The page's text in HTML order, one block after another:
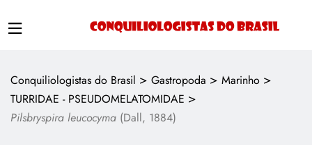
Conquiliologistas do Brasil > Gastropoda > Marinho >
TURRIDAE - PSEUDOMELATOMIDAE >
Pilsbryspira leucocyma (Dall, 1884)